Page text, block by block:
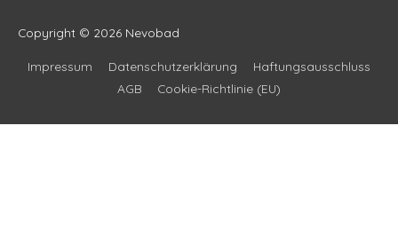
Copyright © 2026 Nevobad
Impressum Datenschutzerklärung
Haftungsausschluss
AGB
Cookie-Richtlinie (EU)